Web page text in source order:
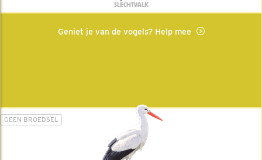
SLECHTVALK
Geniet je van de vogels? Help mee
GEEN BROEDSEL